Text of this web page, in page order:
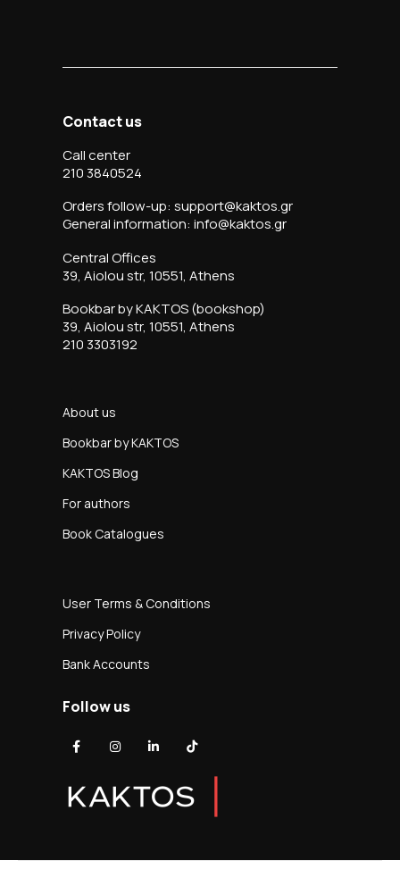
Contact us
Call center
210 3840524
Orders follow-up: support@kaktos.gr
General information: info@kaktos.gr
Central Offices
39, Aiolou str, 10551, Athens
Bookbar by KAKTOS (bookshop)
39, Aiolou str, 10551, Athens
210 3303192
About us
Bookbar by KAKTOS
KAKTOS Blog
For authors
Book Catalogues
User Terms & Conditions
Privacy Policy
Bank Accounts
Follow us